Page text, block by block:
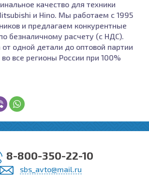
качество для техники
и Hino. Мы работаем с 1995
и предлагаем конкурентные
безналичному расчету (с НДС).
от одной детали до оптовой партии
все регионы России при 100%
8-800-350-22-10
sbs_avto@mail.ru